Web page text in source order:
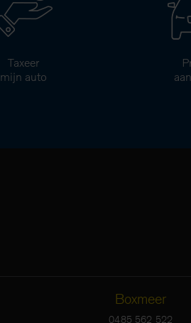
Taxeer
mijn auto
Boxmeer
0485 562 522